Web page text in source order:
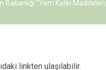
Bakanlığı “Yem Katkı Maddeleri…
linkten ulaşılabilir.